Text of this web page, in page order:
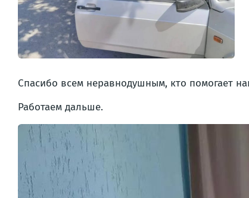
Спасибо всем неравнодушным, кто помогает
Работаем дальше.